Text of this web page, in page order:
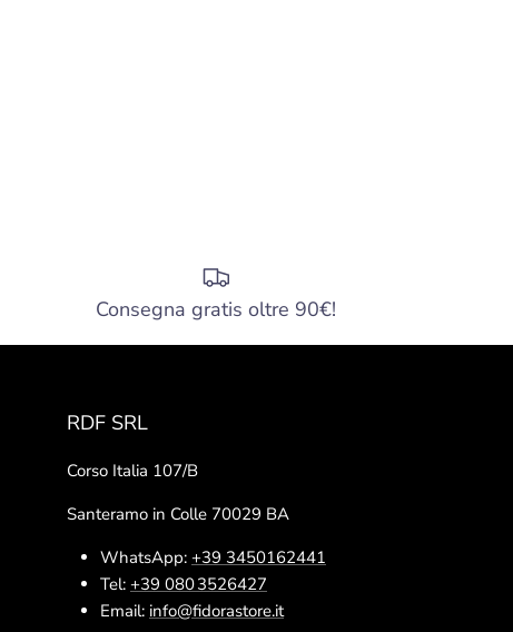
Consegna gratis oltre 90€!
RDF SRL
Corso Italia 107/B
Santeramo in Colle 70029 BA
WhatsApp: +39 3450162441
Tel: +39 080 3526427
Email: info@fidorastore.it